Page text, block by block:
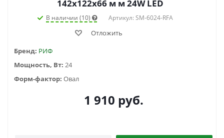
142х122х66 м м 24W LED
В наличии (10) Артикул: SM-6024-RFA
Отложить
Бренд: РИФ
Мощность, Вт: 24
Форм-фактор: Овал
1 910 руб.